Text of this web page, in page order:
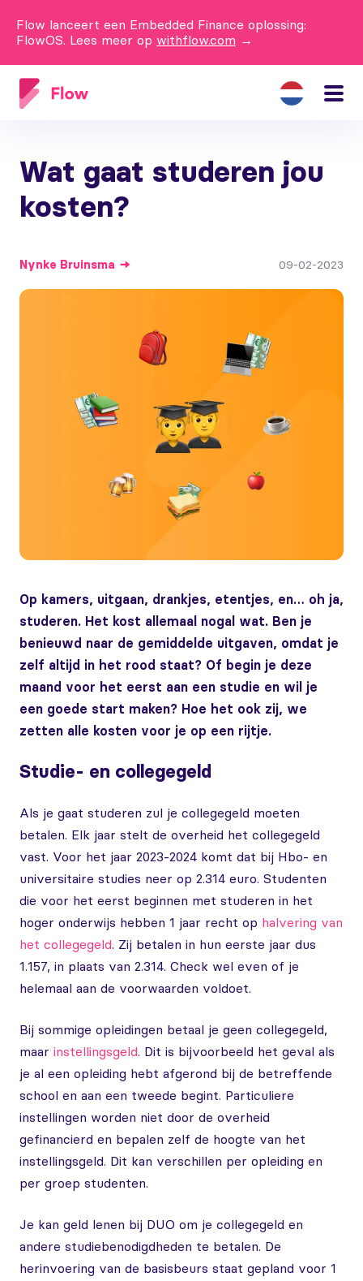
Flow lanceert een Embedded Finance oplossing:
FlowOS. Lees meer op withflow.com →
Wat gaat studeren jou
kosten?
Nynke Bruinsma 09-02-2023
Op kamers, uitgaan, drankjes, etentjes, en… oh ja,
studeren. Het kost allemaal nogal wat. Ben je
benieuwd naar de gemiddelde uitgaven, omdat je
zelf altijd in het rood staat? Of begin je deze
maand voor het eerst aan een studie en wil je
een goede start maken? Hoe het ook zij, we
zetten alle kosten voor je op een rijtje.
Studie- en collegegeld
Als je gaat studeren zul je collegegeld moeten
betalen. Elk jaar stelt de overheid het collegegeld
vast. Voor het jaar 2023-2024 komt dat bij Hbo- en
universitaire studies neer op 2.314 euro. Studenten
die voor het eerst beginnen met studeren in het
hoger onderwijs hebben 1 jaar recht op halvering van
het collegegeld. Zij betalen in hun eerste jaar dus
1.157, in plaats van 2.314. Check wel even of je
helemaal aan de voorwaarden voldoet.
Bij sommige opleidingen betaal je geen collegegeld,
maar instellingsgeld. Dit is bijvoorbeeld het geval als
je al een opleiding hebt afgerond bij de betreffende
school en aan een tweede begint. Particuliere
instellingen worden niet door de overheid
gefinancierd en bepalen zelf de hoogte van het
instellingsgeld. Dit kan verschillen per opleiding en
per groep studenten.
Je kan geld lenen bij DUO om je collegegeld en
andere studiebenodigdheden te betalen. De
herinvoering van de basisbeurs staat gepland voor 1